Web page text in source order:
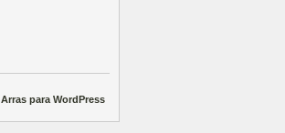
para WordPress